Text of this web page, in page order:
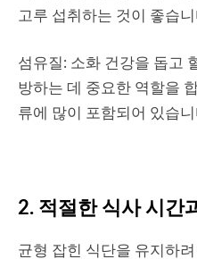
고루 섭취하는 것이 좋습니
섬유질: 소화 건강을 돕고
방하는 데 중요한 역할을
류에 많이 포함되어 있습니
2. 적절한 식사 시간
균형 잡힌 식단을 유지하